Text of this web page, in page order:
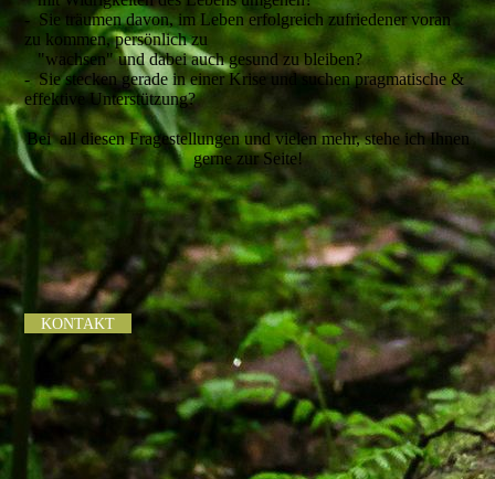
- Sie träumen davon, im Leben erfolgreich zufriedener voran
zu kommen, persönlich zu
"wachsen" und dabei auch gesund zu bleiben?
- Sie stecken gerade in einer Krise und suchen pragmatische &
effektive Unterstützung?
Bei all diesen Fragestellungen und vielen mehr, stehe ich Ihnen
gerne zur Seite!
KONTAKT